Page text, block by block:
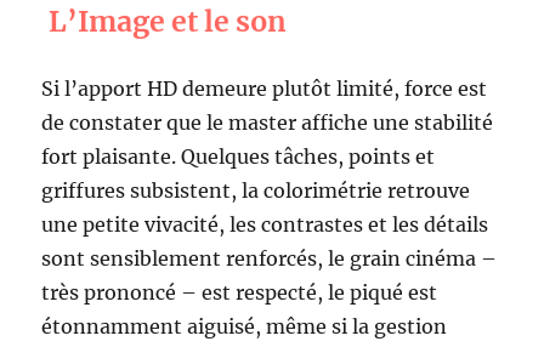
L’Image et le son
Si l’apport HD demeure plutôt limité, force est
de constater que le master affiche une stabilité
fort plaisante. Quelques tâches, points et
griffures subsistent, la colorimétrie retrouve
une petite vivacité, les contrastes et les détails
sont sensiblement renforcés, le grain cinéma –
très prononcé – est respecté, le piqué est
étonnamment aiguisé, même si la gestion